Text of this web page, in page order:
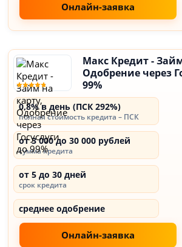
Онлайн-заявка
Макс Кредит -
Одобрение через
99%
0,8% в день (ПСК 292%)
полная стоимость кредита – ПСК
от 3 000 до 30 000 рублей
сумма кредита
от 5 до 30 дней
срок кредита
среднее одобрение
Онлайн-заявка